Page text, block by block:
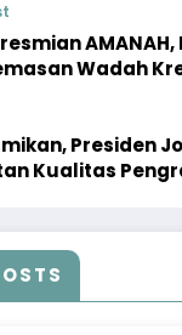
Wadah
Presiden
Kualitas